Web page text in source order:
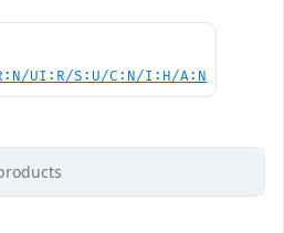
UI:R/S:U/C:N/I:H/A:N